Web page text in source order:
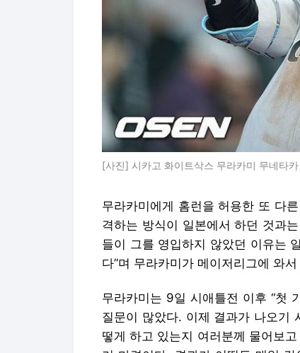
[사진] 시카고 화이트삭스 무라카미 무네타
무라카미에게 홈런을 허용한 또 다
격하는 방식이 일본에서 하던 것과
들이 그를 영입하지 않았던 이유는
다”며 무라카미가 메이저리그에 와
무라카미는 9일 시애틀전 이후 “첫
질문이 많았다. 이제 결과가 나오기
떻게 하고 있는지 여러분께 물어보